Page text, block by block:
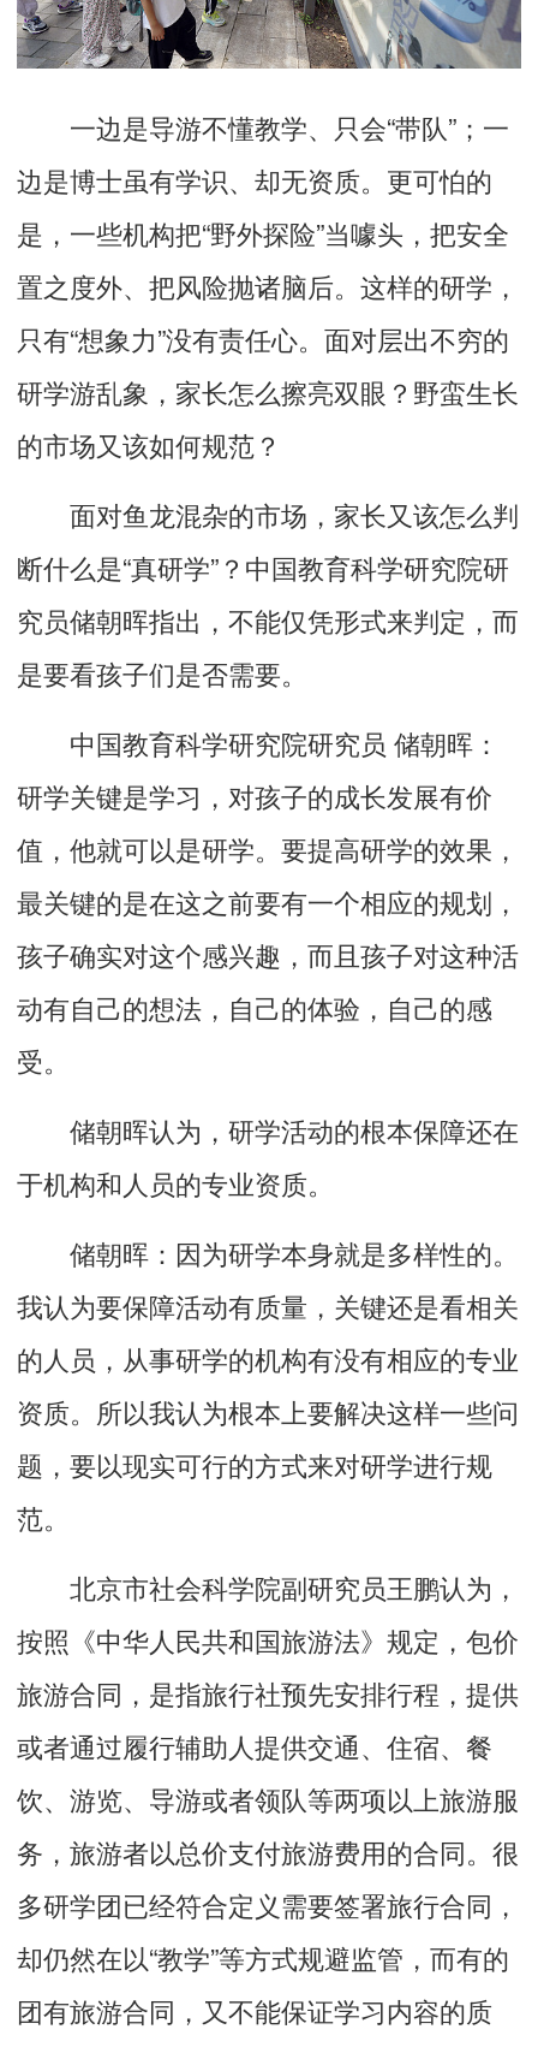
一边是导游不懂教学、只会“带队”；一
边是博士虽有学识、却无资质。更可怕的
是，一些机构把“野外探险”当噱头，把安全
置之度外、把风险抛诸脑后。这样的研学，
只有“想象力”没有责任心。面对层出不穷的
研学游乱象，家长怎么擦亮双眼？野蛮生长
的市场又该如何规范？
面对鱼龙混杂的市场，家长又该怎么判
断什么是“真研学”？中国教育科学研究院研
究员储朝晖指出，不能仅凭形式来判定，而
是要看孩子们是否需要。
中国教育科学研究院研究员 储朝晖：
研学关键是学习，对孩子的成长发展有价
值，他就可以是研学。要提高研学的效果，
最关键的是在这之前要有一个相应的规划，
孩子确实对这个感兴趣，而且孩子对这种活
动有自己的想法，自己的体验，自己的感
受。
储朝晖认为，研学活动的根本保障还在
于机构和人员的专业资质。
储朝晖：因为研学本身就是多样性的。
我认为要保障活动有质量，关键还是看相关
的人员，从事研学的机构有没有相应的专业
资质。所以我认为根本上要解决这样一些问
题，要以现实可行的方式来对研学进行规
范。
北京市社会科学院副研究员王鹏认为，
按照《中华人民共和国旅游法》规定，包价
旅游合同，是指旅行社预先安排行程，提供
或者通过履行辅助人提供交通、住宿、餐
饮、游览、导游或者领队等两项以上旅游服
务，旅游者以总价支付旅游费用的合同。很
多研学团已经符合定义需要签署旅行合同，
却仍然在以“教学”等方式规避监管，而有的
团有旅游合同，又不能保证学习内容的质